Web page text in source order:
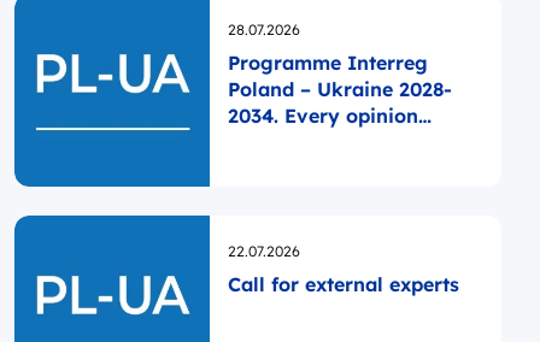
Opublikowano
28.07.2026
Programme Interreg
Poland – Ukraine 2028-
2034. Every opinion
Opublikowano
22.07.2026
Call for external experts